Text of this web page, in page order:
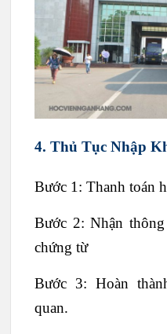
4. Thủ Tục Nhập
Bước 1: Thanh toán
Bước 2: Nhận
chứng từ
Bước 3: Hoàn
quan.